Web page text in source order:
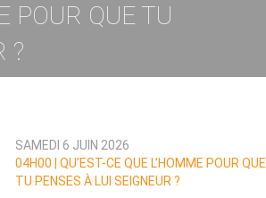
POUR QUE TU
?
SAMEDI 6 JUIN 2026
04H00 | QU’EST-CE QUE L’HOMME POUR QUE
TU PENSES À LUI SEIGNEUR ?